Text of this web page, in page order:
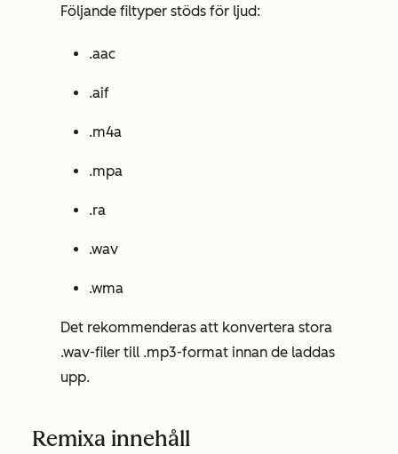
Följande filtyper stöds för ljud:
.aac
.aif
.m4a
.mpa
.ra
.wav
.wma
Det rekommenderas att konvertera stora
.wav-filer till .mp3-format innan de laddas
upp.
Remixa innehåll